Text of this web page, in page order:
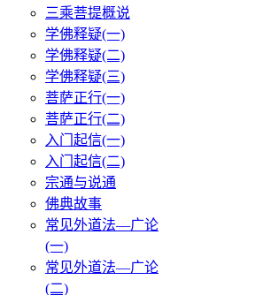
三乘菩提概说
学佛释疑(一)
学佛释疑(二)
学佛释疑(三)
菩萨正行(一)
菩萨正行(二)
入门起信(一)
入门起信(二)
宗通与说通
佛典故事
常见外道法—广论
(一)
常见外道法—广论
(二)